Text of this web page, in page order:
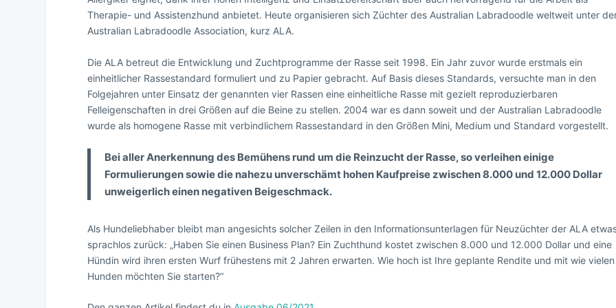
Therapie- und Assistenzhund anbietet. Heute organisieren sich Züchter des Australian Labradoodle weltweit unter
Australian Labradoodle Association, kurz ALA.
Die ALA betreut die Entwicklung und Zuchtprogramme der Rasse seit 1998. Ein Jahr zuvor wurde erstmals ein
einheitlicher Rassestandard formuliert und zu Papier gebracht. Auf Basis dieses Standards, versuchte man in den
Folgejahren unter Einsatz der genannten vier Rassen eine einheitliche Rasse mit gezielt reproduzierbaren
Felleigenschaften in drei Größen auf die Beine zu stellen. 2004 war es dann soweit und der Australian Labradoodle
wurde als homogene Rasse mit verbindlichem Rassestandard in den Größen Mini, Medium und Standard vorgestellt.
Bei aller Anerkennung des Bemühens rund um die Reinzucht der Rasse, so verleihen einige
Formulierungen sowie die nahezu unverschämt hohen Kaufpreise zwischen 8.000 und 12.000 Dollar
unweigerlich einen negativen Beigeschmack.
Als Hundeliebhaber bleibt man angesichts solcher Zeilen in den Informationsunterlagen für Neuzüchter der ALA
sprachlos zurück: „Haben Sie einen Business Plan? Ein Zuchthund kostet zwischen 8.000 und 12.000 Dollar und eine
Hündin wird ihren ersten Wurf frühestens mit 2 Jahren erwarten. Wie hoch ist Ihre geplante Rendite und mit wie vielen
Hunden möchten Sie starten?“